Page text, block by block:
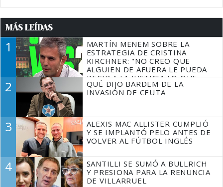
MÁS LEÍDAS
1
MARTÍN MENEM SOBRE LA
ESTRATEGIA DE CRISTINA
KIRCHNER: "NO CREO QUE
ALGUIEN DE AFUERA LE PUEDA
DECIR A LA JUSTICIA LO QUE
TIENE QUE HACER"
2
QUÉ DIJO BARDEM DE LA
INVASIÓN DE CEUTA
3
ALEXIS MAC ALLISTER CUMPLIÓ
Y SE IMPLANTÓ PELO ANTES DE
VOLVER AL FÚTBOL INGLÉS
4
SANTILLI SE SUMÓ A BULLRICH
Y PRESIONA PARA LA RENUNCIA
DE VILLARRUEL